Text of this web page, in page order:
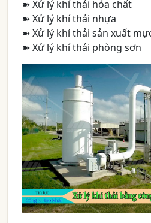
➽ Xử lý khí thải hóa chất
➽ Xử lý khí thải nhựa
➽ Xử lý khí thải sản xuất
➽ Xử lý khí thải phòng sơn